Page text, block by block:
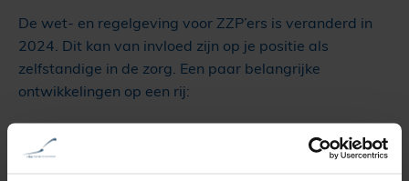
De wet- en regelgeving voor ZZP’ers is veranderd in
2024. Dit kan van invloed zijn op je positie als
zelfstandige in de zorg. Een paar belangrijke
ontwikkelingen op een rij:
schijnzelfstandigheid. Dit kan gevolgen hebben voor